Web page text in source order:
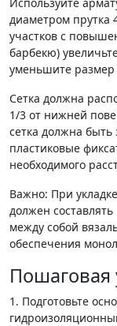
диаметром прутка
участков с
барбекю)
уменьшите размер
Сетка должна
1/3 от нижней
сетка должна быть
пластиковые
необходимого
Важно: При
должен
между собой
обеспечения
Пошаговая
1. Подготовьте